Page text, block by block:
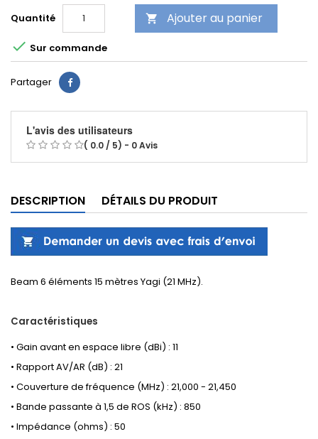
Quantité  Ajouter au panier
 Sur commande
Partager
L'avis des utilisateurs
( 0.0 / 5) - 0 Avis
DESCRIPTION DÉTAILS DU PRODUIT
Beam 6 éléments 15 mètres Yagi (21 MHz).
Caractéristiques
• Gain avant en espace libre (dBi) : 11
• Rapport AV/AR (dB) : 21
• Couverture de fréquence (MHz) : 21,000 - 21,450
• Bande passante à 1,5 de ROS (kHz) : 850
• Impédance (ohms) : 50